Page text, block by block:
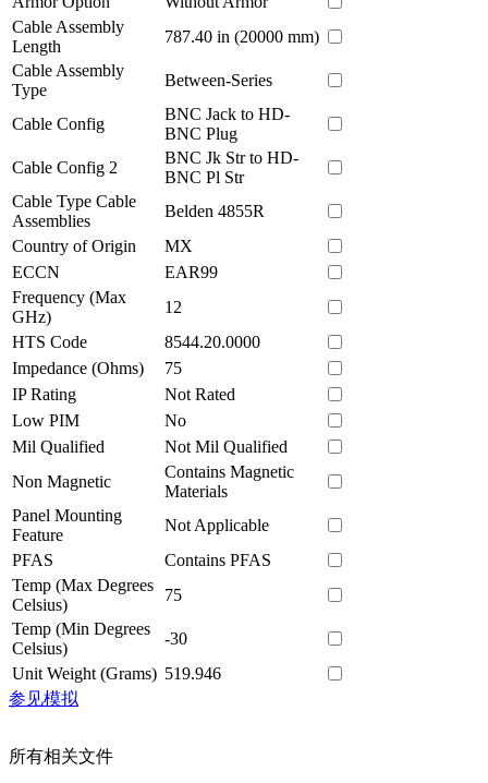
Cable Assembly
Length
787.40 in (20000 mm)
Cable Assembly
Type
Between-Series
Cable Config
BNC Jack to HD-
BNC Plug
Cable Config 2
BNC Jk Str to HD-
BNC Pl Str
Cable Type Cable
Assemblies
Belden 4855R
Country of Origin
MX
ECCN
EAR99
Frequency (Max
GHz)
12
HTS Code
8544.20.0000
Impedance (Ohms)
75
IP Rating
Not Rated
Low PIM
No
Mil Qualified
Not Mil Qualified
Non Magnetic
Contains Magnetic
Materials
Panel Mounting
Feature
Not Applicable
PFAS
Contains PFAS
Temp (Max Degrees
Celsius)
75
Temp (Min Degrees
Celsius)
-30
Unit Weight (Grams) 519.946
参见模拟
所有相关文件